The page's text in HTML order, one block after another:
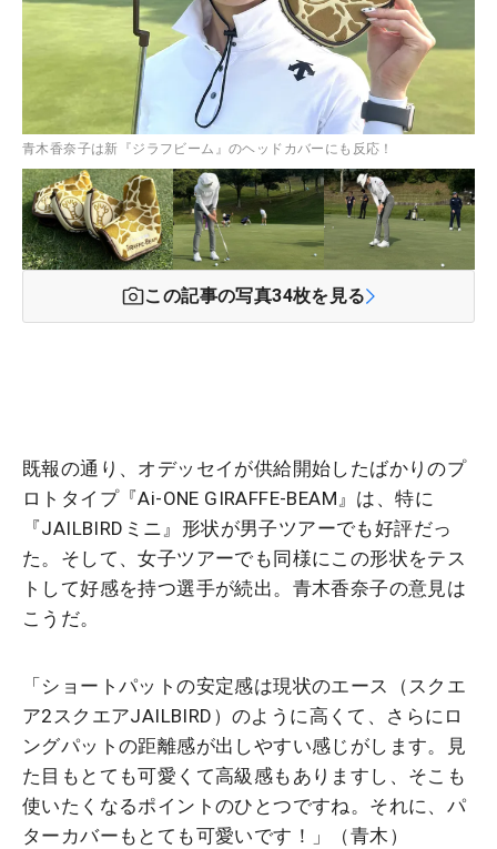
青木香奈子は新『ジラフビーム』のヘッドカバーにも反応！
この記事の写真34枚を見る
既報の通り、オデッセイが供給開始したばかりのプ
ロトタイプ『Ai-ONE GIRAFFE-BEAM』は、特に
『JAILBIRDミニ』形状が男子ツアーでも好評だっ
た。そして、女子ツアーでも同様にこの形状をテス
トして好感を持つ選手が続出。青木香奈子の意見は
こうだ。
「ショートパットの安定感は現状のエース（スクエ
ア2スクエアJAILBIRD）のように高くて、さらにロ
ングパットの距離感が出しやすい感じがします。見
た目もとても可愛くて高級感もありますし、そこも
使いたくなるポイントのひとつですね。それに、パ
ターカバーもとても可愛いです！」（青木）